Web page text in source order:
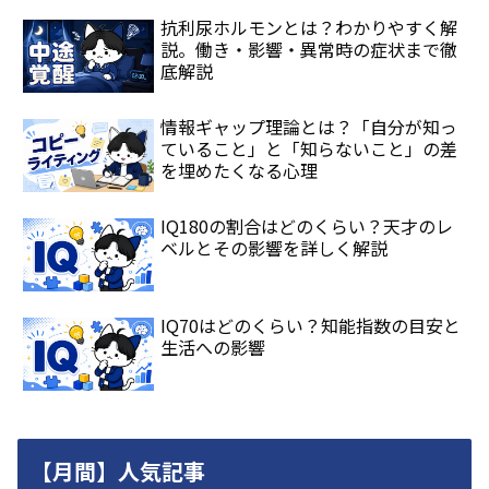
抗利尿ホルモンとは？わかりやすく解
説。働き・影響・異常時の症状まで徹
底解説
情報ギャップ理論とは？「自分が知っ
ていること」と「知らないこと」の差
を埋めたくなる心理
IQ180の割合はどのくらい？天才のレ
ベルとその影響を詳しく解説
IQ70はどのくらい？知能指数の目安と
生活への影響
【月間】人気記事